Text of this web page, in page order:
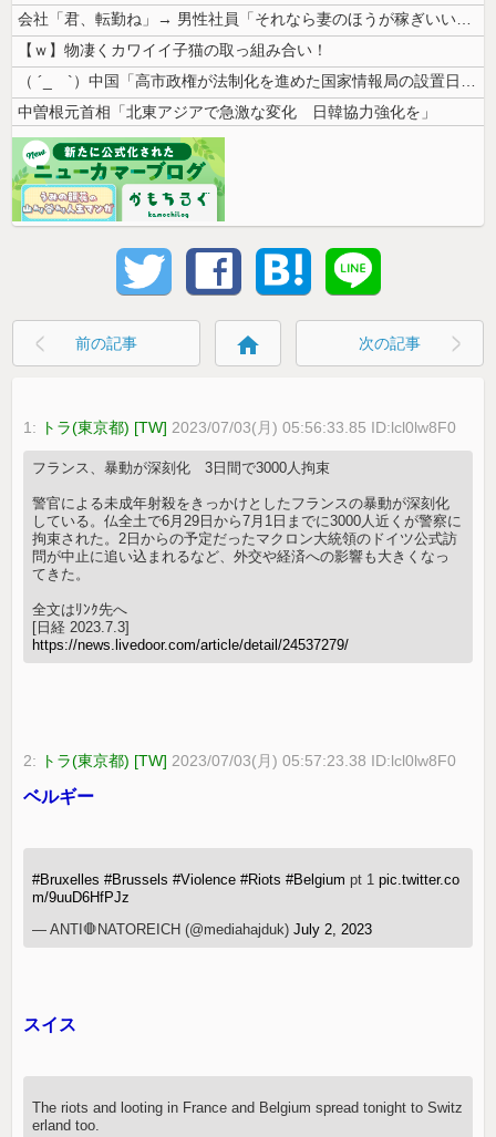
会社「君、転勤ね」→ 男性社員「それなら妻のほうが稼ぎいいんで辞めます...
【ｗ】物凄くカワイイ子猫の取っ組み合い！
（ ´_ゝ`）中国「高市政権が法制化を進めた国家情報局の設置日が7月3...
中曽根元首相「北東アジアで急激な変化 日韓協力強化を」
前の記事 home 次の記事
1: トラ(東京都) [TW] 2023/07/03(月) 05:56:33.85 ID:lcl0lw8F0
フランス、暴動が深刻化 3日間で3000人拘束
警官による未成年射殺をきっかけとしたフランスの暴動が深刻化
している。仏全土で6月29日から7月1日までに3000人近くが警察に
拘束された。2日からの予定だったマクロン大統領のドイツ公式訪
問が中止に追い込まれるなど、外交や経済への影響も大きくなっ
てきた。
全文はﾘﾝｸ先へ
[日経 2023.7.3]
https://news.livedoor.com/article/detail/24537279/
2: トラ(東京都) [TW] 2023/07/03(月) 05:57:23.38 ID:lcl0lw8F0
ベルギー
#Bruxelles #Brussels #Violence #Riots #Belgium pt 1pic.twitter.co
m/9uuD6HfPJz
— ANTI🛑NATOREICH (@mediahajduk)July 2, 2023
スイス
The riots and looting in France and Belgium spread tonight to Switz
erland too.